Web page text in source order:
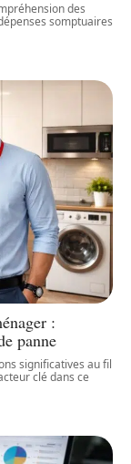
des
somptuaires
:
panne
significatives au fil
clé dans ce